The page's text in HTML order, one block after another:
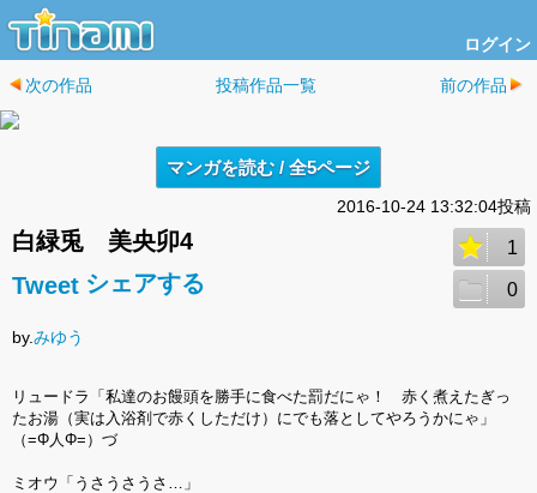
ログイン
次の作品 投稿作品一覧 前の作品
マンガを読む / 全5ページ
2016-10-24 13:32:04投稿
白緑兎 美央卯4
Tweet シェアする
1
0
by.みゆう
リュードラ「私達のお饅頭を勝手に食べた罰だにゃ！ 赤く煮えたぎっ
たお湯（実は入浴剤で赤くしただけ）にでも落としてやろうかにゃ」
（=Φ人Φ=）づ
ミオウ「うさうさうさ…」